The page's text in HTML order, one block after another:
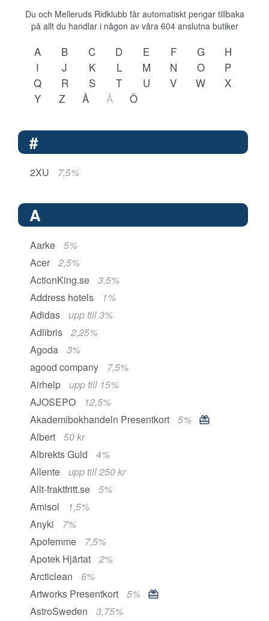
Du och Melleruds Ridklubb får automatiskt pengar tillbaka
på allt du handlar i någon av våra 604anslutna butiker
A B C D E F G
H
I
J K L M N O
P
Q
R S T U V W
X
Y
Z Å Ä Ö
#
2XU 7,5%
A
Aarke
5%
Acer
2,5%
ActionKing.se
3,5%
Address hotels
1%
Adidas
upp till 3%
Adlibris
2,25%
Agoda
3%
agood company
7,5%
Airhelp
upp till 15%
AJOSEPO
12,5%
Akademibokhandeln Presentkort
5%
Albert
50 kr
Albrekts Guld
4%
Allente
upp till 250 kr
Allt-fraktfritt.se
5%
Amisol
1,5%
Anyki
7%
Apofemme
7,5%
Apotek Hjärtat
2%
Arcticlean
6%
Artworks Presentkort
5%
AstroSweden
3,75%